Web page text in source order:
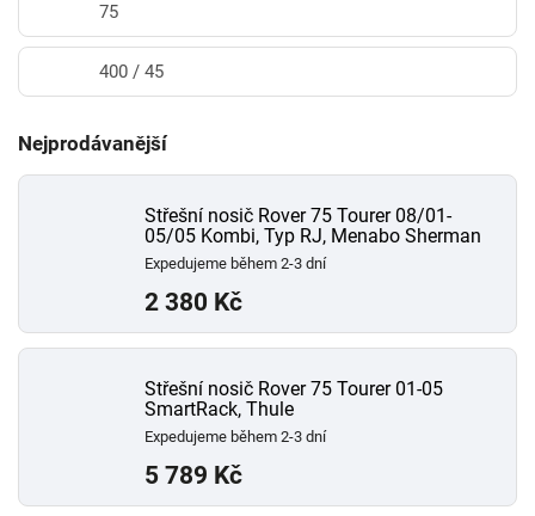
75
400 / 45
Nejprodávanější
Střešní nosič Rover 75 Tourer 08/01-
05/05 Kombi, Typ RJ, Menabo Sherman
Expedujeme během 2-3 dní
2 380 Kč
Střešní nosič Rover 75 Tourer 01-05
SmartRack, Thule
Expedujeme během 2-3 dní
5 789 Kč